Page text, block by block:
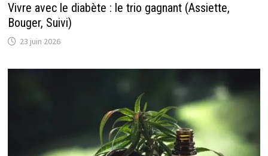
Vivre avec le diabète : le trio gagnant (Assiette,
Bouger, Suivi)
23 juin 2026